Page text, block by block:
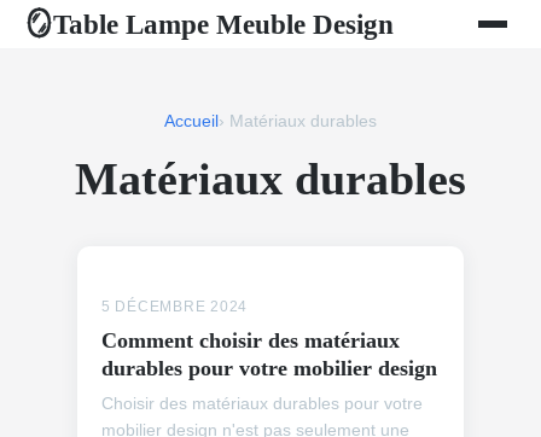
🪞Table Lampe Meuble Design
Accueil › Matériaux durables
Matériaux durables
5 DÉCEMBRE 2024
Comment choisir des matériaux
durables pour votre mobilier design
Choisir des matériaux durables pour votre
mobilier design n'est pas seulement une